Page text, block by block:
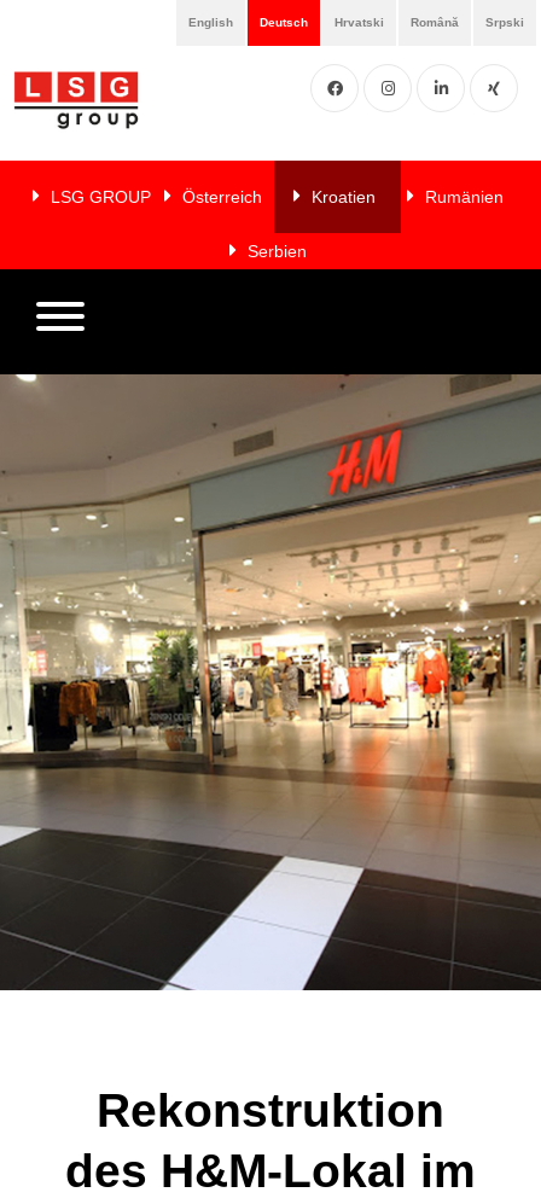
Home
Über
Leistungen
NEWS
Karriere
Kontakt
English Deutsch Hrvatski Română Srpski
FacebookInstgramLinkedINXING
LSG GROUP Österreich Kroatien Rumänien
Serbien
Rekonstruktion
des H&M-Lokal im